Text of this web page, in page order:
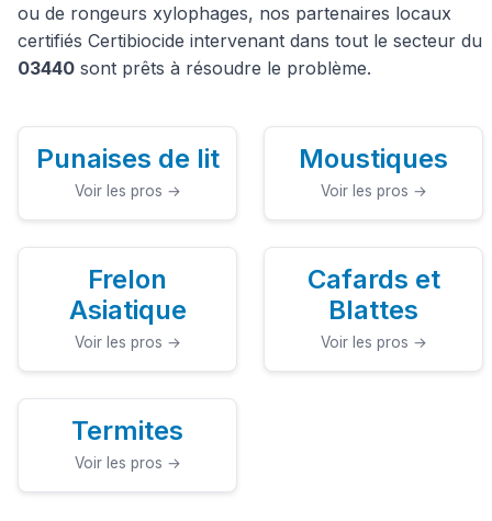
ou de rongeurs xylophages, nos partenaires locaux
certifiés Certibiocide intervenant dans tout le secteur du
03440 sont prêts à résoudre le problème.
Punaises de lit
Voir les pros →
Moustiques
Voir les pros →
Frelon
Asiatique
Voir les pros →
Cafards et
Blattes
Voir les pros →
Termites
Voir les pros →